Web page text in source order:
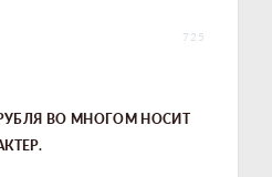
ВО МНОГОМ НОСИТ
725